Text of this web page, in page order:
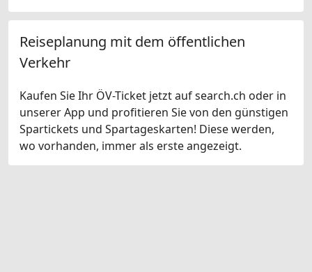
Reiseplanung mit dem öffentlichen
Verkehr
Kaufen Sie Ihr ÖV-Ticket jetzt auf search.ch oder in
unserer App und profitieren Sie von den günstigen
Spartickets und Spartageskarten! Diese werden,
wo vorhanden, immer als erste angezeigt.